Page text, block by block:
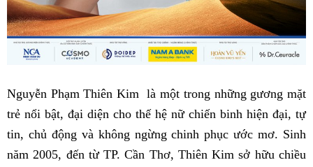
Nguyễn Phạm Thiên Kim là một trong những gương mặt
trẻ nổi bật, đại diện cho thế hệ nữ chiến binh hiện đại, tự
tin, chủ động và không ngừng chinh phục ước mơ. Sinh
năm 2005, đến từ TP. Cần Thơ, Thiên Kim sở hữu chiều